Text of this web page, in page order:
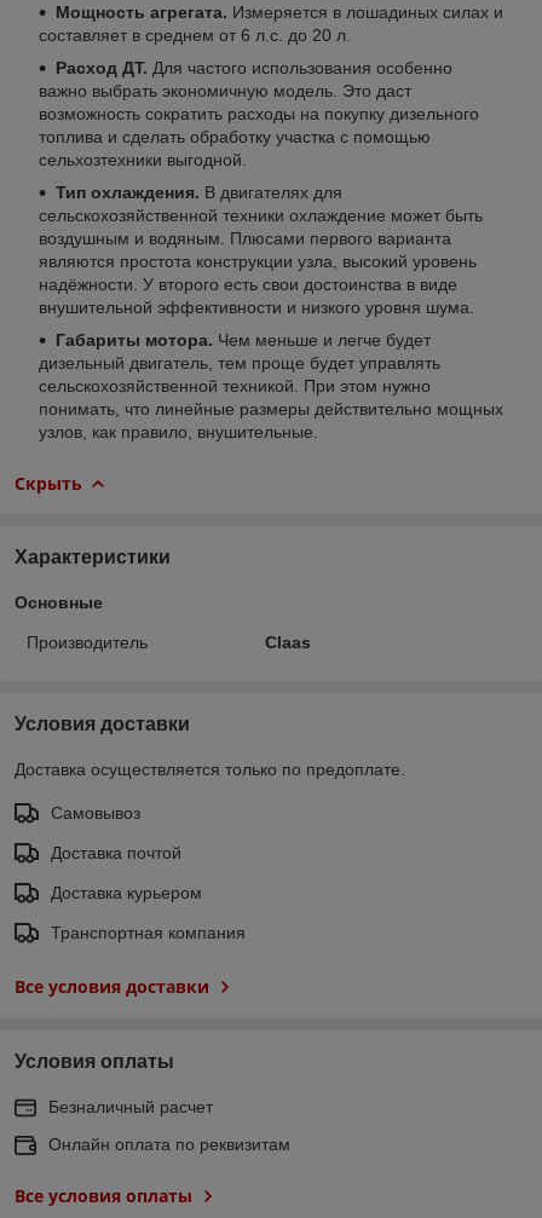
Мощность агрегата. Измеряется в лошадиных силах и
составляет в среднем от 6 л.с. до 20 л.
Расход ДТ. Для частого использования особенно
важно выбрать экономичную модель. Это даст
возможность сократить расходы на покупку дизельного
топлива и сделать обработку участка с помощью
сельхозтехники выгодной.
Тип охлаждения. В двигателях для
сельскохозяйственной техники охлаждение может быть
воздушным и водяным. Плюсами первого варианта
являются простота конструкции узла, высокий уровень
надёжности. У второго есть свои достоинства в виде
внушительной эффективности и низкого уровня шума.
Габариты мотора. Чем меньше и легче будет
дизельный двигатель, тем проще будет управлять
сельскохозяйственной техникой. При этом нужно
понимать, что линейные размеры действительно мощных
узлов, как правило, внушительные.
Скрыть
Характеристики
Основные
Производитель Claas
Условия доставки
Доставка осуществляется только по предоплате.
Самовывоз
Доставка почтой
Доставка курьером
Транспортная компания
Все условия доставки
Условия оплаты
Безналичный расчет
Онлайн оплата по реквизитам
Все условия оплаты